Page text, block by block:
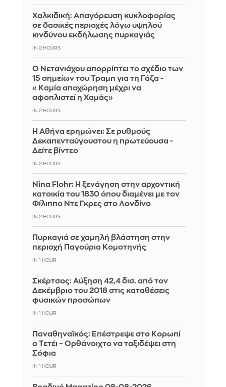
Χαλκιδική: Απαγόρευση κυκλοφορίας
σε δασικές περιοχές λόγω υψηλού
κινδύνου εκδήλωσης πυρκαγιάς
IN 2 HOURS
Ο Νετανιάχου απορρίπτει το σχέδιο των
15 σημείων του Τραμπ για τη Γάζα -
«Καμία αποχώρηση μέχρι να
αφοπλιστεί η Χαμάς»
IN 2 HOURS
Η Αθήνα ερημώνει: Σε ρυθμούς
Δεκαπενταύγουστου η πρωτεύουσα -
Δείτε βίντεο
IN 2 HOURS
Nina Flohr: Η ξενάγηση στην αρχοντική
κατοικία του 1830 όπου διαμένει με τον
Φίλιππο Ντε Γκρες στο Λονδίνο
IN 2 HOURS
Πυρκαγιά σε χαμηλή βλάστηση στην
περιοχή Παγούρια Κομοτηνής
IN 1 HOUR
Σκέρτσος: Αύξηση 42,4 δισ. από τον
Δεκέμβριο του 2018 στις καταθέσεις
φυσικών προσώπων
IN 1 HOUR
Παναθηναϊκός: Επέστρεψε στο Κορωπί
ο Τετέι – Ορθάνοιχτο να ταξιδέψει στη
Σόφια
IN 1 HOUR